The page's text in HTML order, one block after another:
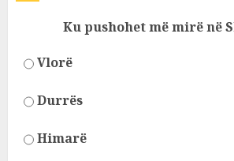
Ku pushohet më mirë në
Vlorë
Durrës
Himarë